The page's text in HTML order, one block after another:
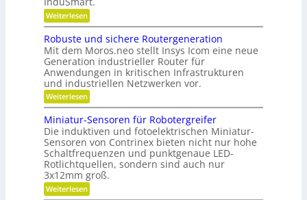
l
a
g
e
r
o
n
e
r
e
n
r
t
s
c
h
a
f
t
i
n
d
e
r
K
u
e
r
B
e
t
r
i
b
s
z
e
i
t
Weiterlesen:
P
n
e
l
-
P
C
-
S
e
r
f
ü
r
j
e
Robuste und sichere Routergeneration
Mit dem Moros.neo stellt Insys Icom eine neue
Generation industrieller Router für
Anwendungen in kritischen Infrastrukturen
und industriellen Netzwerken vor.
Weiterlesen:
R
o
b
u
s
t
e
u
n
d
Miniatur-Sensoren für Robotergreifer
Die induktiven und fotoelektrischen Miniatur-
Sensoren von Contrinex bieten nicht nur hohe
Schaltfrequenzen und punktgenaue LED-
Rotlichtquellen, sondern sind auch nur
3x12mm groß.
Weiterlesen:
M